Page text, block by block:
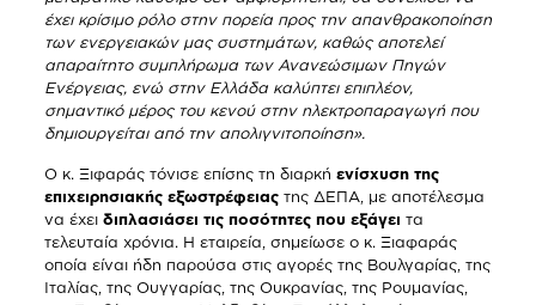
έχει κρίσιμο ρόλο στην πορεία προς την απανθρακοποίηση
των ενεργειακών μας συστημάτων, καθώς αποτελεί
απαραίτητο συμπλήρωμα των Ανανεώσιμων Πηγών
Ενέργειας, ενώ στην Ελλάδα καλύπτει επιπλέον,
σημαντικό μέρος του κενού στην ηλεκτροπαραγωγή που
δημιουργείται από την απολιγνιτοποίηση».
Ο κ. Ξιφαράς τόνισε επίσης τη διαρκή ενίσχυση της
επιχειρησιακής εξωστρέφειαςτης ΔΕΠΑ, με αποτέλεσμα
να έχει διπλασιάσει τις ποσότητες που εξάγει τα
τελευταία χρόνια. Η εταιρεία, σημείωσε ο κ. Ξιαφαράς
οποία είναι ήδη παρούσα στις αγορές της Βουλγαρίας, της
Ιταλίας, της Ουγγαρίας, της Ουκρανίας, της Ρουμανίας,